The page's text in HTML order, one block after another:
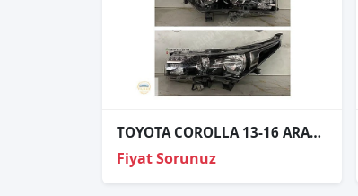
TOYOTA COROLLA 13-16 ARASI UYUMLU TAKIM FAR ORJİNAL
Fiyat Sorunuz